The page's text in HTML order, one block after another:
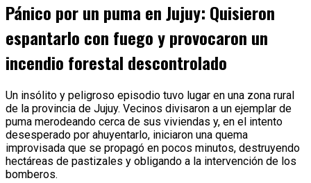
Pánico por un puma en Jujuy: Quisieron
espantarlo con fuego y provocaron un
incendio forestal descontrolado
Un insólito y peligroso episodio tuvo lugar en una zona rural
de la provincia de Jujuy. Vecinos divisaron a un ejemplar de
puma merodeando cerca de sus viviendas y, en el intento
desesperado por ahuyentarlo, iniciaron una quema
improvisada que se propagó en pocos minutos, destruyendo
hectáreas de pastizales y obligando a la intervención de los
bomberos.